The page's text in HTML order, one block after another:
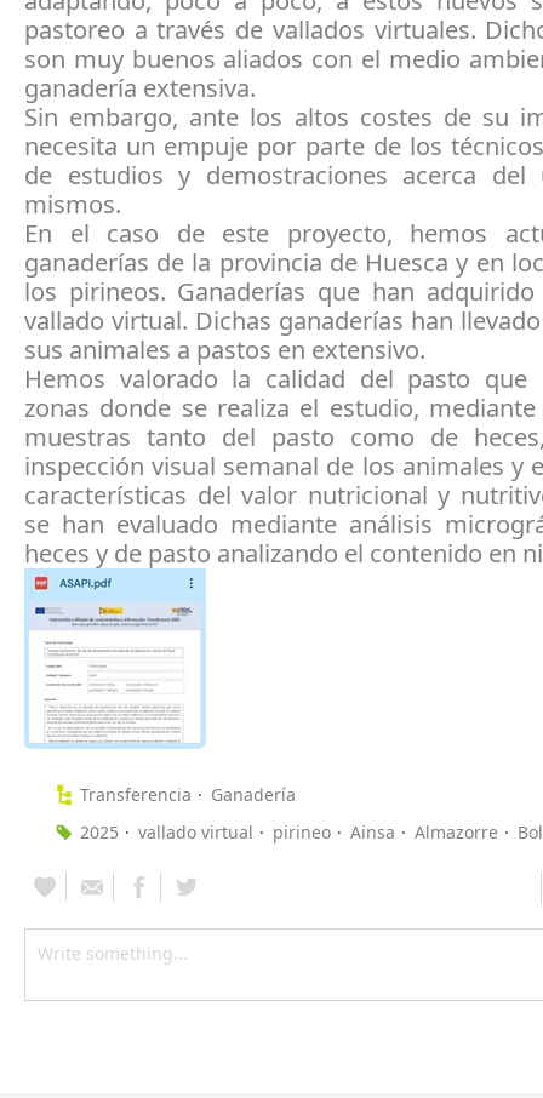
pastoreo a través de vallados virtuales.
son muy buenos aliados con el medio
ganadería extensiva.
Sin embargo, ante los altos costes de su
necesita un empuje por parte de los
de estudios y demostraciones acerca
mismos.
En el caso de este proyecto, hemos
ganaderías de la provincia de Huesca y en
los pirineos. Ganaderías que han
vallado virtual. Dichas ganaderías han
sus animales a pastos en extensivo.
Hemos valorado la calidad del pasto que
zonas donde se realiza el estudio,
muestras tanto del pasto como de
inspección visual semanal de los animales y
características del valor nutricional y
se han evaluado mediante análisis
heces y de pasto analizando el contenido en
Transferencia
Ganadería
2025
vallado virtual pirineo Ainsa Almazorre